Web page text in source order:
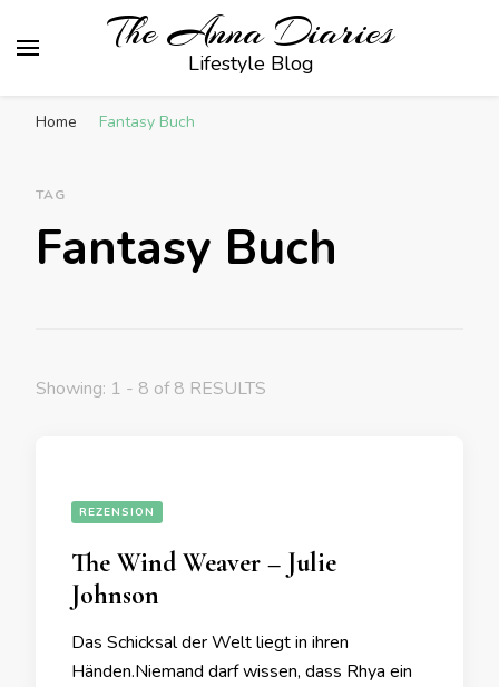
The Anna Diaries
Lifestyle Blog
Home Fantasy Buch
TAG
Fantasy Buch
Showing: 1 - 8 of 8 RESULTS
REZENSION
The Wind Weaver – Julie
Johnson
Das Schicksal der Welt liegt in ihren
Händen.Niemand darf wissen, dass Rhya ein